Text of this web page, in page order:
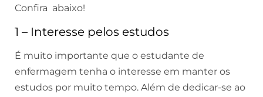
Confira abaixo!
1 – Interesse pelos estudos
É muito importante que o estudante de
enfermagem tenha o interesse em manter os
estudos por muito tempo. Além de dedicar-se ao